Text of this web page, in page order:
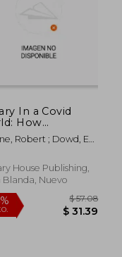
45%
dcto.
In a Covid
How
and
Changed
Robert ; Dowd, Ed
House Publishing,
Blanda, Nuevo